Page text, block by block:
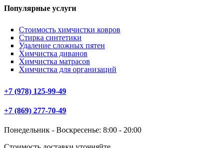
Популярные услуги
Стоимость химчистки ковров
Стирка синтетики
Удаление сложных пятен
Химчистка диванов
Химчистка матрасов
Химчистка для организаций
+7 (978) 125-99-49
+7 (869) 277-70-49
Понедельник - Воскресенье: 8:00 - 20:00